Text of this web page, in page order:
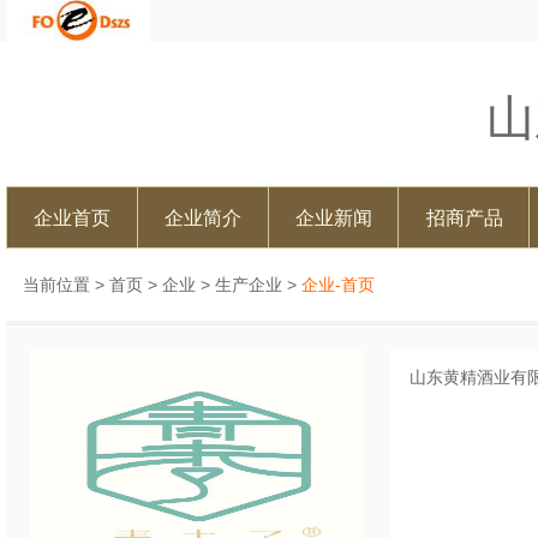
企业首页 企业简介 企业新闻 招商产品
当前位置 > 首页 > 企业 > 生产企业 > 企业-首页
山东黄精酒业有